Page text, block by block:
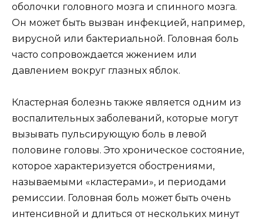
оболочки головного мозга и спинного мозга.
Он может быть вызван инфекцией, например,
вирусной или бактериальной. Головная боль
часто сопровождается жжением или
давлением вокруг глазных яблок.
Кластерная болезнь также является одним из
воспалительных заболеваний, которые могут
вызывать пульсирующую боль в левой
половине головы. Это хроническое состояние,
которое характеризуется обострениями,
называемыми «кластерами», и периодами
ремиссии. Головная боль может быть очень
интенсивной и длиться от нескольких минут